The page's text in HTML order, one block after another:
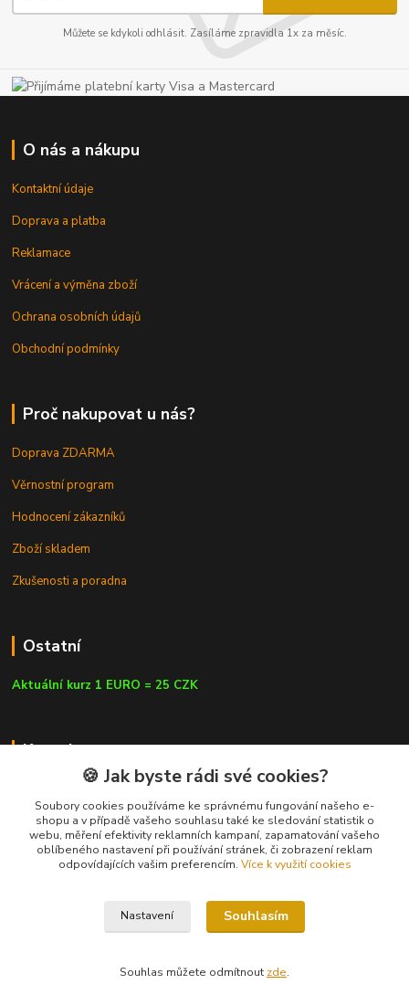
Můžete se kdykoli odhlásit. Zasíláme zpravidla 1x za měsíc.
O nás a nákupu
Kontaktní údaje
Doprava a platba
Reklamace
Vrácení a výměna zboží
Ochrana osobních údajů
Obchodní podmínky
Proč nakupovat u nás?
Doprava ZDARMA
Věrnostní program
Hodnocení zákazníků
Zboží skladem
Zkušenosti a poradna
Ostatní
Aktuální kurz 1 EURO = 25 CZK
Kontakty
info@czluk.cz
© Since 2013 | CZLUK s.r.o. | info@czluk.cz
🍪 Jak byste rádi své cookies?
Soubory cookies používáme ke správnému fungování našeho e-
shopu a v případě vašeho souhlasu také ke sledování statistik o
webu, měření efektivity reklamních kampaní, zapamatování vašeho
oblíbeného nastavení při používání stránek, či zobrazení reklam
odpovídajících vašim preferencím. Více k využití cookies
Nastavení Souhlasím
Souhlas můžete odmítnout zde.